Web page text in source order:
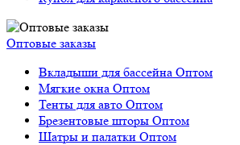
Оптовые заказы
Вкладыши для бассейна Оптом
Мягкие окна Оптом
Тенты для авто Оптом
Брезентовые шторы Оптом
Шатры и палатки Оптом